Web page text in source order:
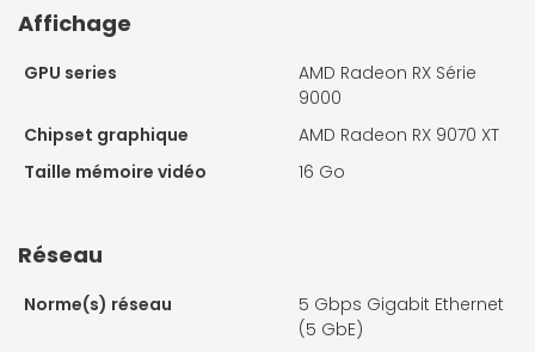
Affichage
GPU series
AMD Radeon RX Série
9000
Chipset graphique
AMD Radeon RX 9070 XT
Taille mémoire vidéo
16 Go
Réseau
Norme(s) réseau
5 Gbps Gigabit Ethernet
(5 GbE)